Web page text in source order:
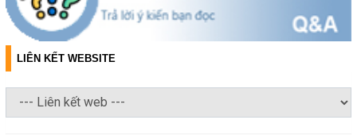
LIÊN KẾT WEBSITE